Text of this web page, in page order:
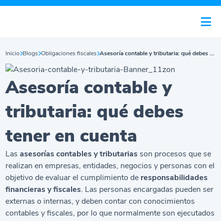
Inicio Blogs Obligaciones fiscales Asesoría contable y tributaria: qué debes tener en cuenta
Asesoría contable y
tributaria: qué debes
tener en cuenta
Lasasesorías contables y tributarias son procesos que se
realizan en empresas, entidades, negocios y personas con el
objetivo de evaluar el cumplimiento de responsabilidades
financieras y fiscales. Las personas encargadas pueden ser
externas o internas, y deben contar con conocimientos
contables y fiscales, por lo que normalmente son ejecutados